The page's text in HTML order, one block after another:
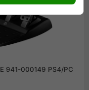
941-000149 PS4/PC